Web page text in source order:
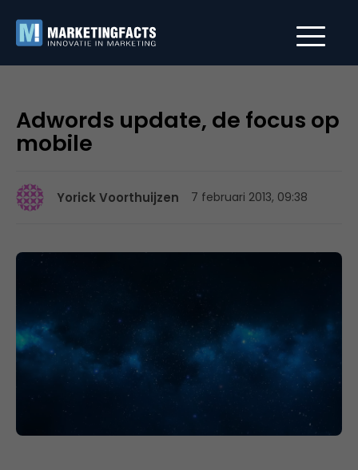
Adwords update, de focus op
mobile
Yorick Voorthuijzen 7 februari 2013, 09:38